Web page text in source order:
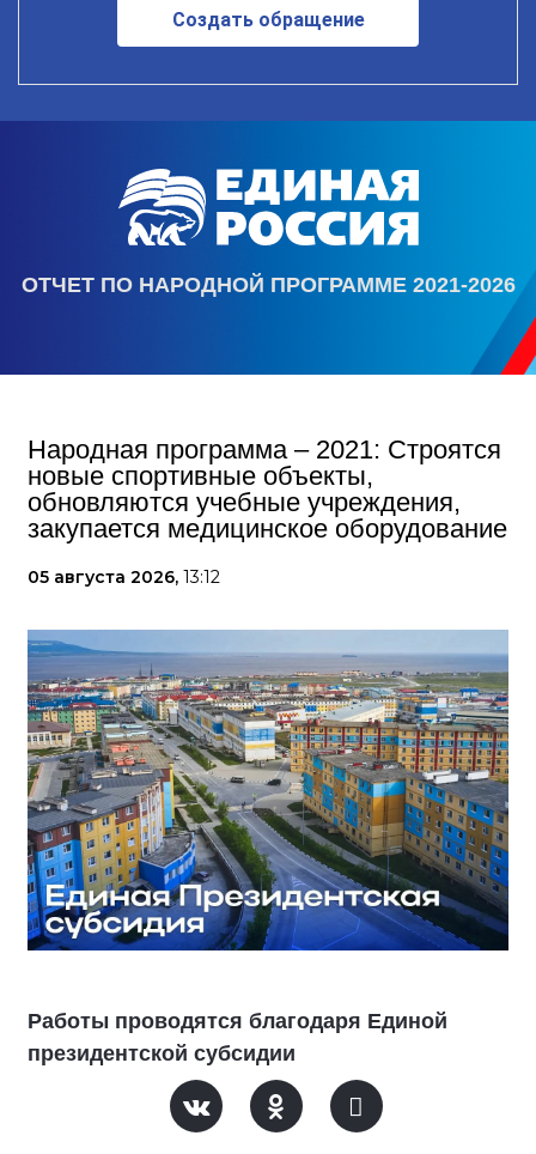
Создать обращение
ОТЧЕТ ПО НАРОДНОЙ ПРОГРАММЕ 2021-2026
Народная программа – 2021: Строятся
новые спортивные объекты,
обновляются учебные учреждения,
закупается медицинское оборудование
05 августа 2026, 13:12
Работы проводятся благодаря Единой
президентской субсидии